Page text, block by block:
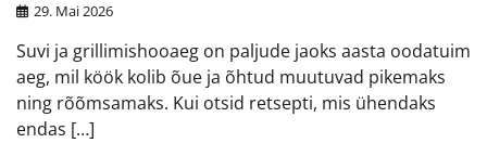
29. Mai 2026
Suvi ja grillimishooaeg on paljude jaoks aasta oodatuim
aeg, mil köök kolib õue ja õhtud muutuvad pikemaks
ning rõõmsamaks. Kui otsid retsepti, mis ühendaks
endas […]